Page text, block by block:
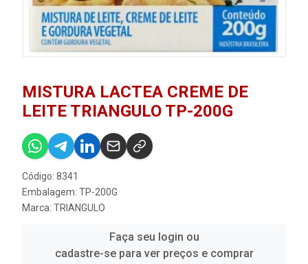
MISTURA LACTEA CREME DE
LEITE TRIANGULO TP-200G
Código: 8341
Embalagem: TP-200G
Marca: TRIANGULO
Faça seu login ou
cadastre-se para ver preços e comprar